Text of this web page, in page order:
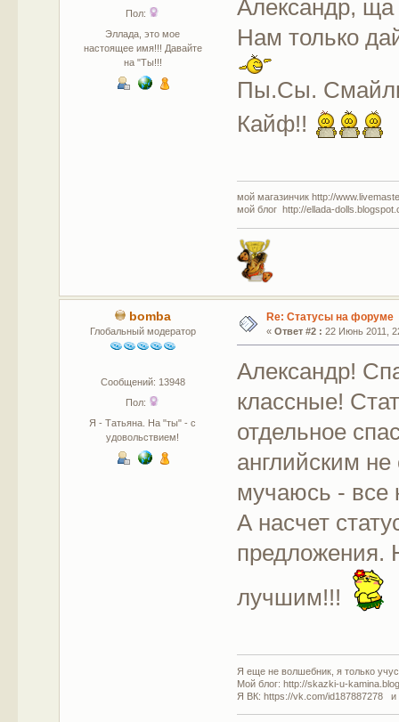
Пол:
Эллада, это мое
настоящее имя!!! Давайте
на "Ты!!!
Александр, ща
Нам только
Пы.Сы.
Кайф!!
мой магазинчик http://
мой блог http://ellada-
bomba
Глобальный модератор
Сообщений: 13948
Пол:
Я - Татьяна. На "ты" - с
удовольствием!
Re: Статусы на форуме
« Ответ #2 : 22 Июнь 2011,
Александр!
классные!
отдельное
английским
мучаюсь - все
А насчет
лучшим!!!
Я еще не волшебник, я только
Мой блог: http://skazki-u-
Я ВК: https://vk.com/id187887278 и